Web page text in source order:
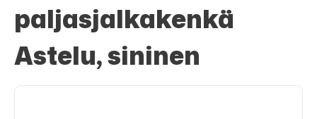
paljasjalkakenkä
Astelu, sininen